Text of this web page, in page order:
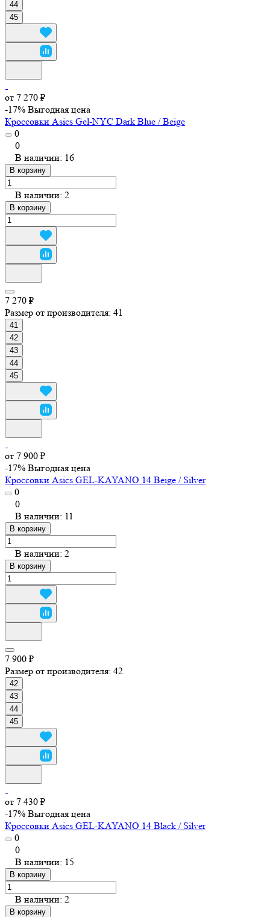
44
45
от 7 270 ₽
-17% Выгодная цена
Кроссовки Asics Gel-NYC Dark Blue / Beige
0
0
В наличии: 16
В корзину
В наличии: 2
В корзину
7 270 ₽
Размер от производителя: 41
41
42
43
44
45
от 7 900 ₽
-17% Выгодная цена
Кроссовки Asics GEL-KAYANO 14 Beige / Silver
0
0
В наличии: 11
В корзину
В наличии: 2
В корзину
7 900 ₽
Размер от производителя: 42
42
43
44
45
от 7 430 ₽
-17% Выгодная цена
Кроссовки Asics GEL-KAYANO 14 Black / Silver
0
0
В наличии: 15
В корзину
В наличии: 2
В корзину